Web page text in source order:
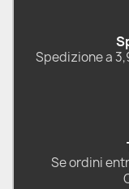
Spedizione a
Se ordini